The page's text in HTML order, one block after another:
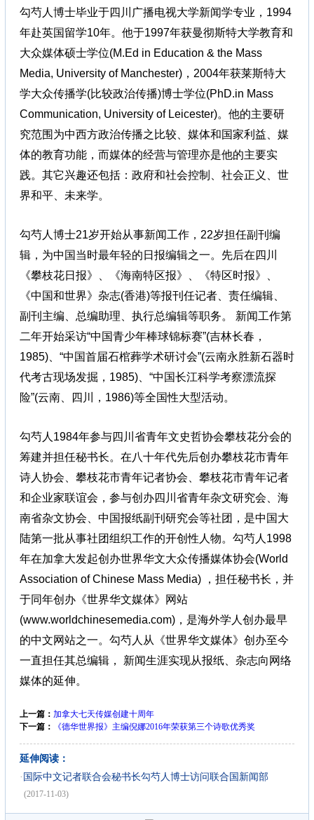
勾芍人博士毕业于四川广播电视大学新闻学专业，1994
年赴英国留学10年。他于1997年获曼彻斯特大学教育和
大众媒体硕士学位(M.Ed in Education & the Mass
Media, University of Manchester)，2004年获莱斯特大
学大众传播学(比较政治传播)博士学位(PhD.in Mass
Communication, University of Leicester)。他的主要研
究范围为中西方政治传播之比较、媒体和国家利益、媒
体的教育功能，而媒体的经营与管理亦是他的主要实
践。其它兴趣还包括：政府和社会控制、社会正义、世
界和平、未来学。
勾芍人博士21岁开始从事新闻工作，22岁担任副刊编
辑，为中国当时最年轻的日报编辑之一。先后在四川
《攀枝花日报》、《海南特区报》、《特区时报》、
《中国和世界》杂志(香港)等报刊任记者、责任编辑、
副刊主编、总编助理、执行总编辑等职务。 新闻工作第
二年开始采访“中国青少年棒球锦标赛”(吉林长春，
1985)、“中国首届石棺葬学术研讨会”(云南永胜新石器时
代考古现场发掘，1985)、“中国长江科学考察漂流探
险”(云南、四川，1986)等全国性大型活动。
勾芍人1984年参与四川省青年文史哲协会攀枝花分会的
筹建并担任秘书长。在八十年代先后创办攀枝花市青年
诗人协会、攀枝花市青年记者协会、攀枝花市青年记者
和企业家联谊会，参与创办四川省青年杂文研究会、海
南省杂文协会、中国报纸副刊研究会等社团，是中国大
陆第一批从事社团组织工作的开创性人物。勾芍人1998
年在加拿大发起创办世界华文大众传播媒体协会(World
Association of Chinese Mass Media) ，担任秘书长，并
于同年创办《世界华文媒体》网站
(www.worldchinesemedia.com)，是海外学人创办最早
的中文网站之一。勾芍人从《世界华文媒体》创办至今
一直担任其总编辑， 新闻生涯实现从报纸、杂志向网络
媒体的延伸。
上一篇： 加拿大七天传媒创建十周年
下一篇：
《德华世界报》主编倪娜2016年荣获第三个诗歌优秀奖
延伸阅读：
· 国际中文记者联合会秘书长勾芍人博士访问联合国新闻部
(2017-11-03)